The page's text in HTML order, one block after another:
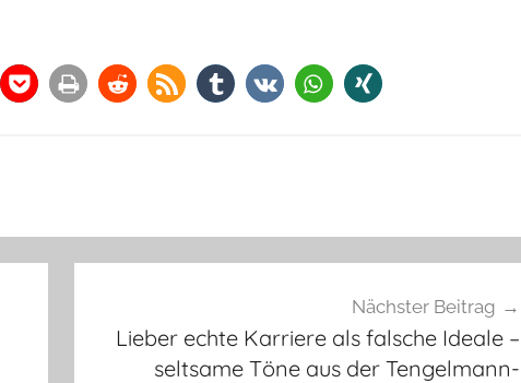
Nächster Beitrag
Lieber echte Karriere als falsche Ideale –
seltsame Töne aus der Tengelmann-